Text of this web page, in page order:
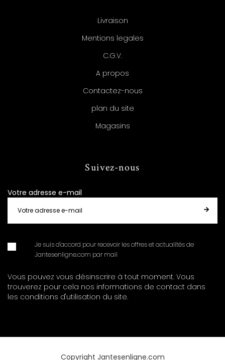
Livraison
Mentions legales
C.G.V.
A propos
Contactez-nous
plan du site
Magasins
Suivez-nous
Votre adresse e-mail
Je suis d'accord pour recevoir les offres et actualités de
Jantesenligne.com par mail
Vous pouvez vous désinscrire à tout moment. Vous
trouverez pour cela nos informations de contact dans
les conditions d'utilisation du site.
Copyright Jantesenligne.com